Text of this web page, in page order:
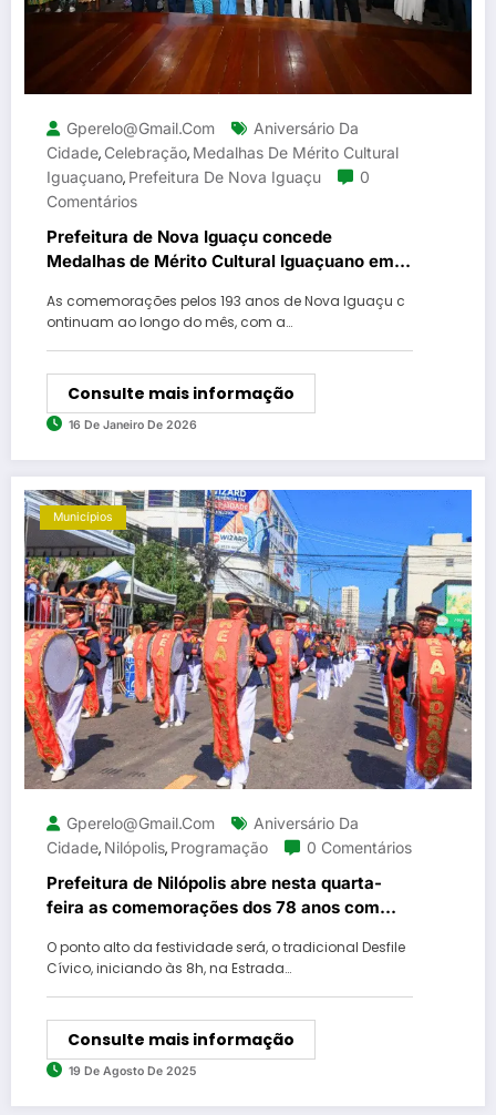
Gperelo@gmail.com
Aniversário Da
Cidade, Celebração, Medalhas De Mérito Cultural
Iguaçuano, Prefeitura De Nova Iguaçu
0
Comentários
Prefeitura de Nova Iguaçu concede
Medalhas de Mérito Cultural Iguaçuano em
As comemorações pelos 193 anos de Nova Iguaçu c
ontinuam ao longo do mês, com a…
Consulte mais informação
16 De Janeiro De 2026
Municípios
Gperelo@gmail.com
Aniversário Da
Cidade, Nilópolis, Programação 0 Comentários
Prefeitura de Nilópolis abre nesta quarta-
feira as comemorações dos 78 anos com
O ponto alto da festividade será, o tradicional Desfile
Cívico, iniciando às 8h, na Estrada…
Consulte mais informação
19 De Agosto De 2025